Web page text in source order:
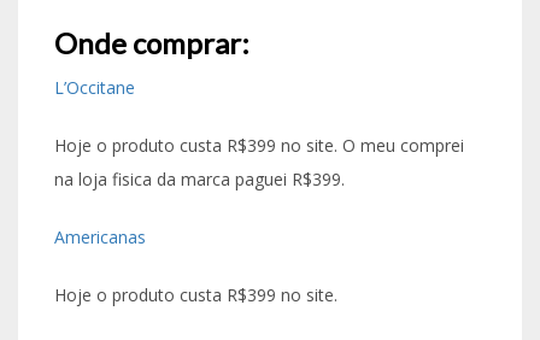
Onde comprar:
L’Occitane
Hoje o produto custa R$399 no site. O meu comprei
na loja fisica da marca paguei R$399.
Americanas
Hoje o produto custa R$399 no site.